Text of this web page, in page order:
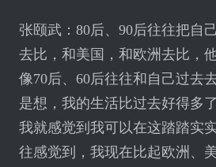
张颐武：80后、90后往往把自
去比，和美国，和欧洲去比，
像70后、60后往往和自己过去
是想，我的生活比过去好得多
我就感觉到我可以在这踏踏实
往感觉到，我现在比起欧洲、